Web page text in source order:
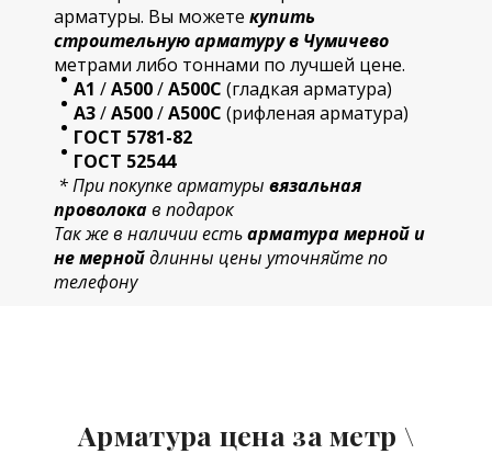
арматуры. Вы можете купить
строительнуюарматуру в Чумичево
метрами либо тоннами по лучшей цене.
А1 /А500/А500С (гладкая арматура)
А3/А500/А500С (рифленая арматура)
ГОСТ 5781-82
ГОСТ 52544
* При покупке арматуры вязальная
проволокав подарок
Так же в наличии естьарматура мерной и
не мернойдлинны цены уточняйте по
телефону
Арматура цена за метр \